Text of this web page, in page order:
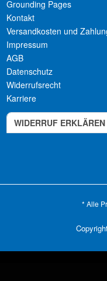
Grounding Pages
Kontakt
Versandkosten und
Impressum
AGB
Datenschutz
Widerrufsrecht
Karriere
WIDERRUF ERKLÄREN
* Alle